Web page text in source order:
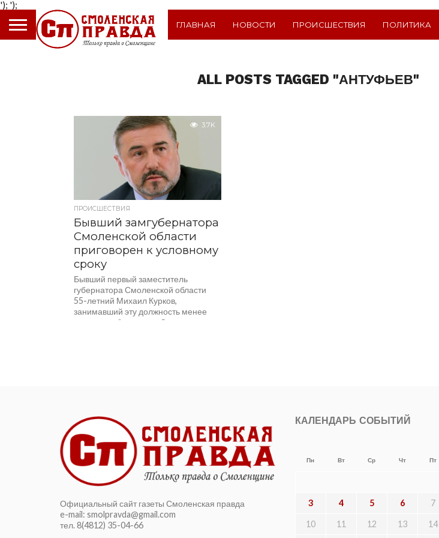
');
ГЛАВНАЯ НОВОСТИ ПРОИСШЕСТВИЯ ПОЛИТИКА
ALL POSTS TAGGED "АНТУФЬЕВ"
3.7K
ПРОИСШЕСТВИЯ
Бывший замгубернатора
Смоленской области
приговорен к условному
сроку
Бывший первый заместитель
губернатора Смоленской области
55-летний Михаил Курков,
занимавший эту должность менее
года при губернаторе Сергее
Официальный сайт газеты Смоленская правда
e-mail: smolpravda@gmail.com
тел. 8(4812) 35-04-66
КАЛЕНДАРЬ СОБЫТИЙ
Пн Вт Ср Чт Пт
3 4 5 6 7
10 11 12 13 14
');